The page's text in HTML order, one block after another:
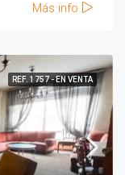
Más info
REF. 1757 - EN VENTA